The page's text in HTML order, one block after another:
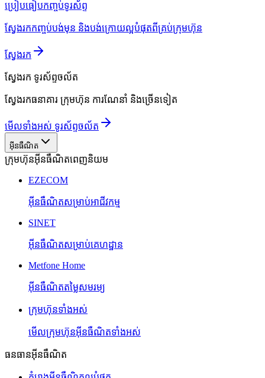
ប្រៀបធៀបកញ្ចប់ទូរស័ព្ទ
ស្វែងរកកញ្ចប់បង់មុន និងបង់ក្រោយល្អបំផុតពីគ្រប់ក្រុមហ៊ុន
ស្វែងរក
ស្វែងរក ទូរស័ព្ទចល័ត
ស្វែងរកធនាគារ ក្រុមហ៊ុន ការណែនាំ និងច្រើនទៀត
មើលទាំងអស់ ទូរស័ព្ទចល័ត
អ៊ីនធឺណិត
ក្រុមហ៊ុនអ៊ីនធឺណិតពេញនិយម
EZECOM
អ៊ីនធឺណិតសម្រាប់អាជីវកម្ម
SINET
អ៊ីនធឺណិតសម្រាប់គេហដ្ឋាន
Metfone Home
អ៊ីនធឺណិតតម្លៃសមរម្យ
ក្រុមហ៊ុនទាំងអស់
មើលក្រុមហ៊ុនអ៊ីនធឺណិតទាំងអស់
ធនធានអ៊ីនធឺណិត